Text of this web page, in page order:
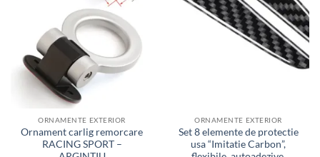
ORNAMENTE EXTERIOR
Ornament carlig remorcare
RACING SPORT –
ORNAMENTE EXTERIOR
Set 8 elemente de protectie
usa “Imitatie Carbon”,